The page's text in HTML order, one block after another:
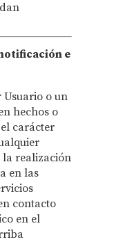
e
Usuario o un
hechos o
carácter
la realización
en las
contacto
en el